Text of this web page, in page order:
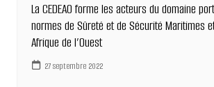
La CEDEAO forme les acteurs du domaine
normes de Sûreté et de Sécurité Maritimes
Afrique de l’Ouest
27 septembre 2022